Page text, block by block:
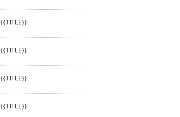
{{TITLE}}
{{TITLE}}
{{TITLE}}
{{TITLE}}